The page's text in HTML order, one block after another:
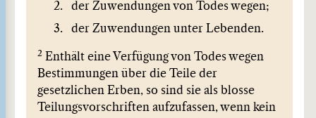
der Zuwendungen von Todes wegen;
der Zuwendungen unter Lebenden.
2 Enthält eine Verfügung von Todes wegen
Bestimmungen über die Teile der
gesetzlichen Erben, so sind sie als blosse
Teilungsvorschriften aufzufassen, wenn kein